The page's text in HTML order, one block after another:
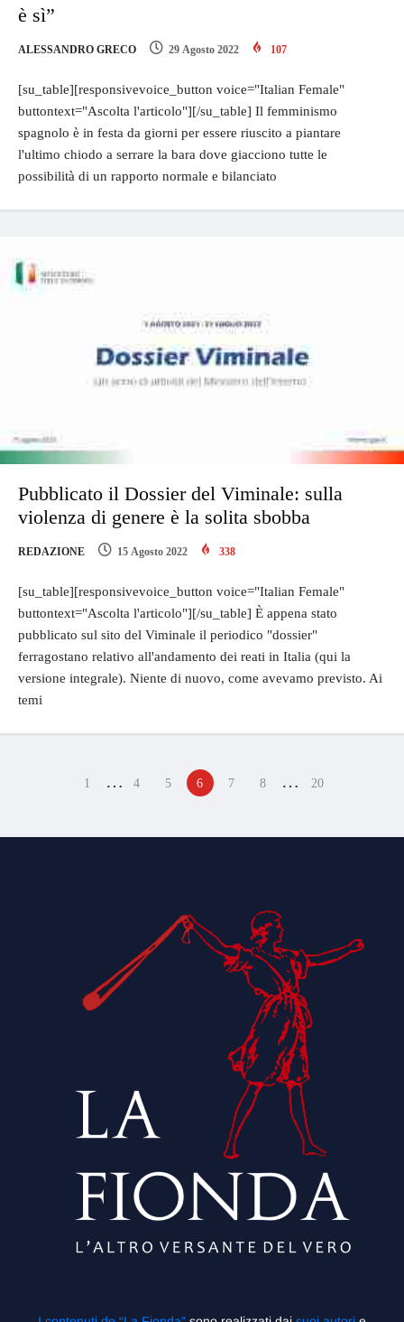
è sì”
ALESSANDRO GRECO 29 Agosto 2022 107
[su_table][responsivevoice_button voice="Italian Female"
buttontext="Ascolta l'articolo"][/su_table] Il femminismo
spagnolo è in festa da giorni per essere riuscito a piantare
l'ultimo chiodo a serrare la bara dove giacciono tutte le
possibilità di un rapporto normale e bilanciato
Pubblicato il Dossier del Viminale: sulla
violenza di genere è la solita sbobba
REDAZIONE 15 Agosto 2022 338
[su_table][responsivevoice_button voice="Italian Female"
buttontext="Ascolta l'articolo"][/su_table] È appena stato
pubblicato sul sito del Viminale il periodico "dossier"
ferragostano relativo all'andamento dei reati in Italia (qui la
versione integrale). Niente di nuovo, come avevamo previsto. Ai
temi
1 … 4 5 6 7 8 … 20